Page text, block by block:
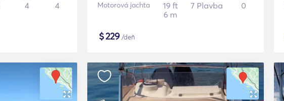
4 4 Motorová jachta
19 ft
6 m
7 Plavba 0
$229/deň